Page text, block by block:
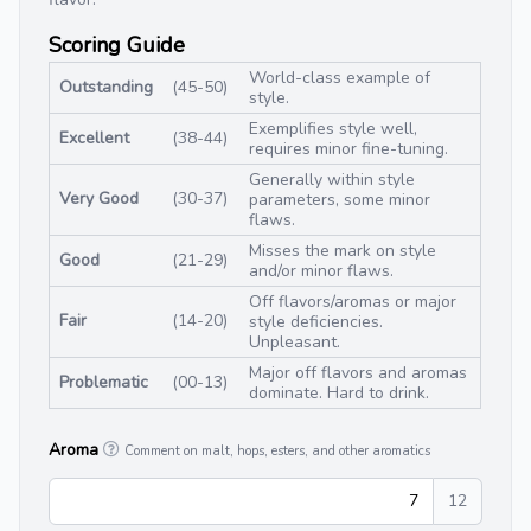
Scoring Guide
Outstanding (45-50)
World-class example of
style.
Excellent
(38-44)
Exemplifies style well,
requires minor fine-tuning.
Very Good (30-37)
Generally within style
parameters, some minor
flaws.
Good
(21-29)
Misses the mark on style
and/or minor flaws.
Fair (14-20)
Off flavors/aromas or major
style deficiencies.
Unpleasant.
Problematic
(00-13)
Major off flavors and aromas
dominate. Hard to drink.
Aroma Comment on malt, hops, esters, and other aromatics
7 12